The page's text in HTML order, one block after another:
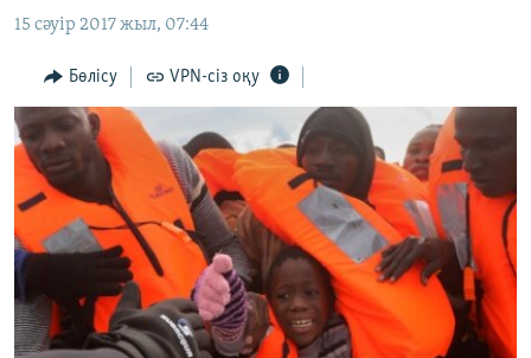
main
Navigation
to
Search
АДАМ ҚҰҚЫҚТАРЫ
ӘЛЕУМЕТ
ӘЛЕМ
АРНАЙЫ ЖОБАЛАР
Русский
ЖАЗЫЛЫҢЫЗ
15 сәуір 2017 жыл, 07:44
Бөлісу VPN-сіз оқу